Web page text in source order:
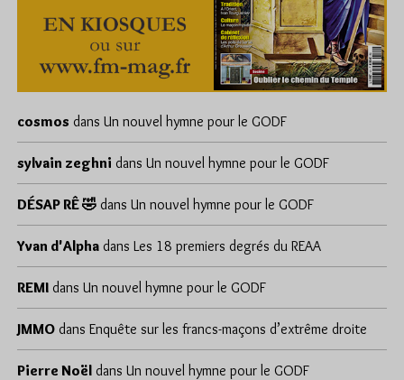
cosmos dans Un nouvel hymne pour le GODF
sylvain zeghni dans Un nouvel hymne pour le GODF
DÉSAP RÊ 🤣 dans Un nouvel hymne pour le GODF
Yvan d'Alpha dans Les 18 premiers degrés du REAA
REMI dans Un nouvel hymne pour le GODF
JMMO dans Enquête sur les francs-maçons d’extrême droite
Pierre Noël dans Un nouvel hymne pour le GODF